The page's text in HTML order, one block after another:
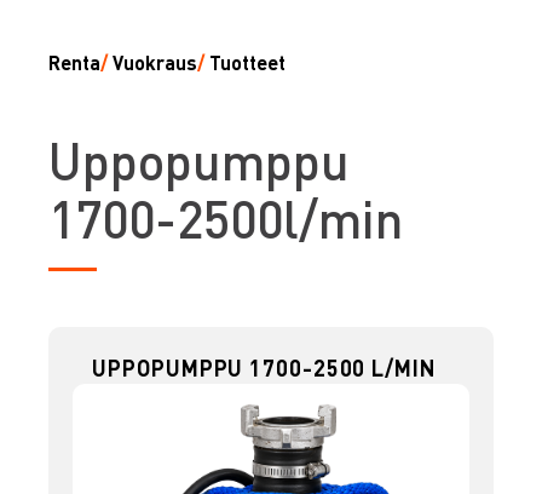
Renta/Vuokraus/ Tuotteet
Uppopumppu
1700-2500l/min
UPPOPUMPPU 1700-2500 L/MIN